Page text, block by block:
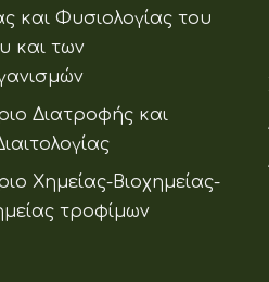
και Φυσιολογίας του
και των
Διατροφής και
Χημείας-Βιοχημείας-
τροφίμων